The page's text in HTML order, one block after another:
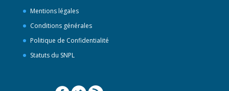
Mentions légales
Conditions générales
Politique de Confidentialité
Statuts du SNPL